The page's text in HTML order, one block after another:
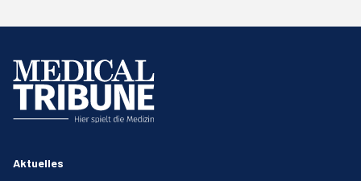
Aktuelles